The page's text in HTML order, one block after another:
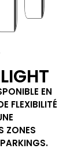
EN
FLEXIBILITÉ
ZONES